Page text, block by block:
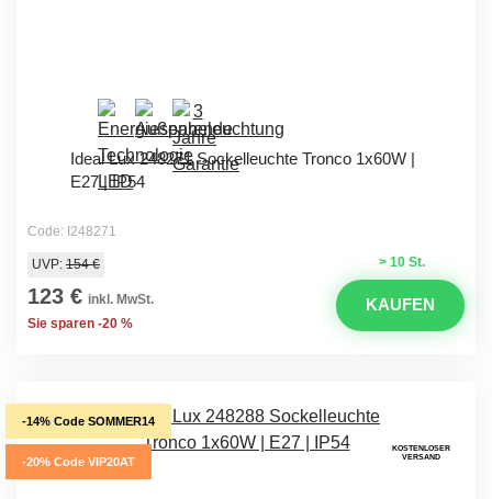
Ideal Lux 248271 Sockelleuchte Tronco 1x60W |
E27 | IP54
Code: I248271
> 10 St.
UVP: 154 €
123 € inkl. MwSt.
Sie sparen -20 %
KAUFEN
-14% Code SOMMER14
-20% Code VIP20AT
KOSTENLOSER
VERSAND